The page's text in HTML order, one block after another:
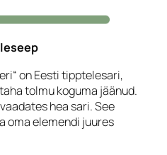
on Eesti tipptelesari,
tolmu koguma jäänud.
hea sari. See
oma elemendi juures